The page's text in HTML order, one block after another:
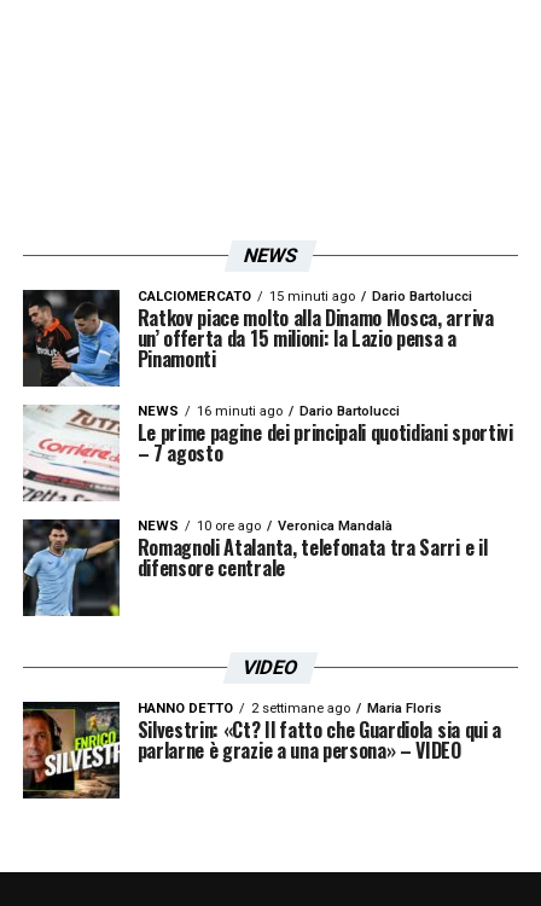
NEWS
CALCIOMERCATO 15 minuti ago Dario Bartolucci
Ratkov piace molto alla Dinamo Mosca, arriva
un’ offerta da 15 milioni: la Lazio pensa a
Pinamonti
NEWS 16 minuti ago Dario Bartolucci
Le prime pagine dei principali quotidiani sportivi
– 7 agosto
NEWS 10 ore ago Veronica Mandalà
Romagnoli Atalanta, telefonata tra Sarri e il
difensore centrale
VIDEO
HANNO DETTO 2 settimane ago Maria Floris
Silvestrin: «Ct? Il fatto che Guardiola sia qui a
parlarne è grazie a una persona» – VIDEO